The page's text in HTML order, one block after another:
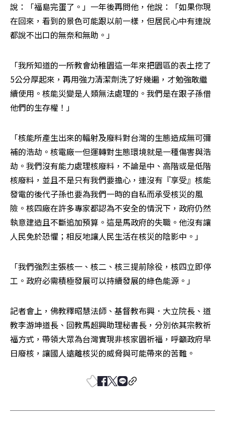
說：「福島完蛋了。」一年後再問他，他說：「如果你現
在回來，看到的景色可能跟以前一樣，但居民心中有連說
都說不出口的無奈和無助。」
「我所知道的一所教會幼稚園這一年來把園區的表土挖了
5公分厚起來，再用強力清潔劑洗了好幾遍，才勉強敢繼
續使用。核能災變是人類無法處理的。我們是在跟子孫借
他們的生存權！」
「核能所產生出來的輻射及廢料對台灣的生態造成無可彌
補的浩劫。核電廠一但運轉對生態環境就是一種傷害與浩
劫。我們沒有能力處理核廢料，不論是中、高階或是低階
核廢料，並且不是只有我們要擔心，連沒有『享受』核能
發電的後代子孫也要為我們一時的自私而承受核災的風
險。核四廠在許多專家都認為不安全的情況下，政府仍然
執意建造且不斷追加預算。這是馬政府的失職。他沒有讓
人民免於恐懼；相反地讓人民生活在核災的陰影中。」
「我們強烈主張核一、核二、核三提前除役，核四立即停
工。政府必需積極發展可以持續發展的綠色能源。」
記者會上，佛教釋昭慧法師、基督教布興．大立院長、道
教李游坤道長、回教馬超興助理秘書長，分別依其宗教祈
福方式，帶領大眾為台灣實現非核家園祈福，呼籲政府早
日廢核，讓國人遠離核災的威脅與可能帶來的苦難。